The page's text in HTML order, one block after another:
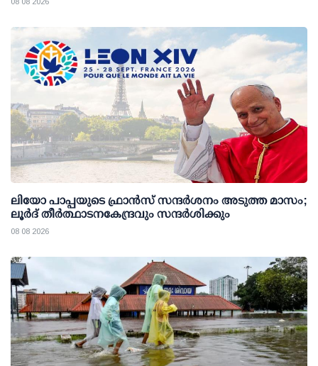
ലിയോ പാപ്പയുടെ ഫ്രാൻസ് സന്ദർശനം അടുത്ത മാസം;
ലൂർദ് തീർത്ഥാടനകേന്ദ്രവും സന്ദർശിക്കും
08 08 2026